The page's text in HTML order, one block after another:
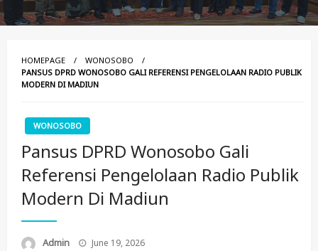
HOMEPAGE
WONOSOBO
PANSUS DPRD WONOSOBO GALI REFERENSI PENGELOLAAN RADIO PUBLIK
MODERN DI MADIUN
WONOSOBO
Pansus DPRD Wonosobo Gali
Referensi Pengelolaan Radio Publik
Modern Di Madiun
Admin
Posted
June 19, 2026